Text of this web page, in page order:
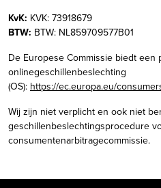
KvK: KVK: 73918679
BTW: BTW: NL859709577B01
De Europese Commissie biedt een
onlinegeschillenbeslechting
(OS): https://ec.europa.eu/
Wij zijn niet verplicht en ook niet
geschillenbeslechtingsprocedure
consumentenarbitragecommissie.